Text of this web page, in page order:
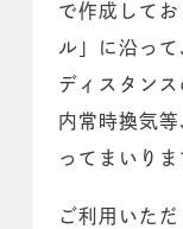
で作成して
ル」に沿っ
ディスタン
内常時換気
ってまいりま
ご利用いた